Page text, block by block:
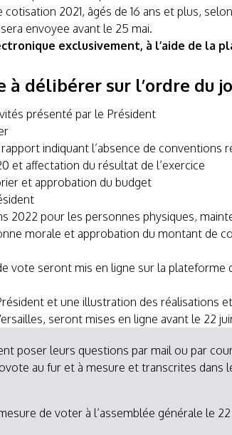
2021, âgés de 16 ans et plus,
envoyee avant le 25 mai.
exclusivement, à l’aide de la
à délibérer sur l’ordre du
présenté par le Président
indiquant l’absence de conventions
et affectation du résultat de l’exercice
et approbation du budget
pour les personnes physiques,
morale et approbation du montant de
vote seront mis en ligne sur la plateforme
et une illustration des réalisations
seront mises en ligne avant le 22
poser leurs questions par mail ou par
au fur et à mesure et transcrites dans
de voter à l’assemblée générale le